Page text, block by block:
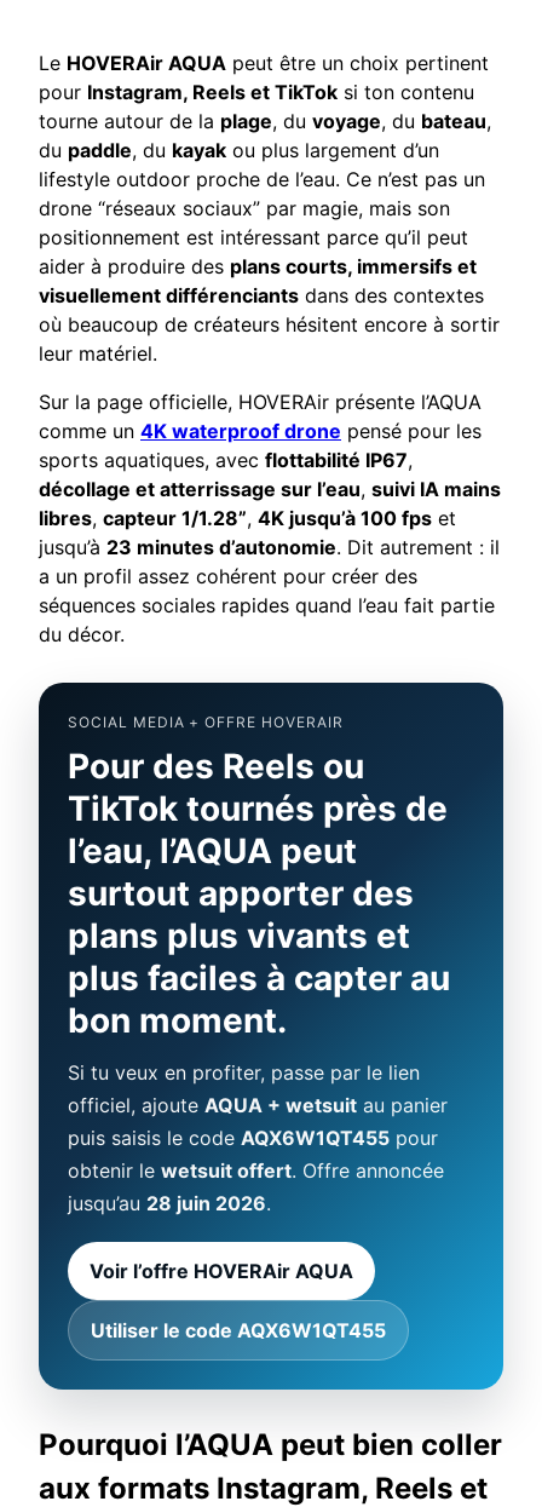
Le HOVERAir AQUA peut être un choix pertinent
pour Instagram, Reels et TikTok si ton contenu
tourne autour de la plage, du voyage, du bateau,
du paddle, du kayak ou plus largement d’un
lifestyle outdoor proche de l’eau. Ce n’est pas un
drone “réseaux sociaux” par magie, mais son
positionnement est intéressant parce qu’il peut
aider à produire des plans courts, immersifs et
visuellement différenciants dans des contextes
où beaucoup de créateurs hésitent encore à sortir
leur matériel.
Sur la page officielle, HOVERAir présente l’AQUA
comme un 4K waterproof drone pensé pour les
sports aquatiques, avec flottabilité IP67,
décollage et atterrissage sur l’eau, suivi IA mains
libres, capteur 1/1.28”, 4K jusqu’à 100 fps et
jusqu’à 23 minutes d’autonomie. Dit autrement : il
a un profil assez cohérent pour créer des
séquences sociales rapides quand l’eau fait partie
du décor.
SOCIAL MEDIA + OFFRE HOVERAIR
Pour des Reels ou
TikTok tournés près de
l’eau, l’AQUA peut
surtout apporter des
plans plus vivants et
plus faciles à capter au
bon moment.
Si tu veux en profiter, passe par le lien
officiel, ajoute AQUA + wetsuit au panier
puis saisis le code AQX6W1QT455 pour
obtenir le wetsuit offert. Offre annoncée
jusqu’au 28 juin 2026.
Voir l’offre HOVERAir AQUA
Utiliser le code AQX6W1QT455
Pourquoi l’AQUA peut bien coller
aux formats Instagram, Reels et